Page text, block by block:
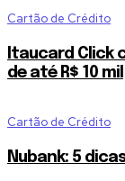
Cartão de Crédito
Itaucard Click
de até R$ 10 mil
Cartão de Crédito
Nubank: 5